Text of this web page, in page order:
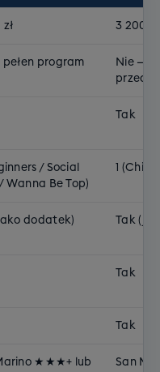
3 200 zł
pełen program
Nie —
Tak
/ Social
Wanna Be Top)
1
dodatek) Tak
Tak
Tak
★★★+ lub
San